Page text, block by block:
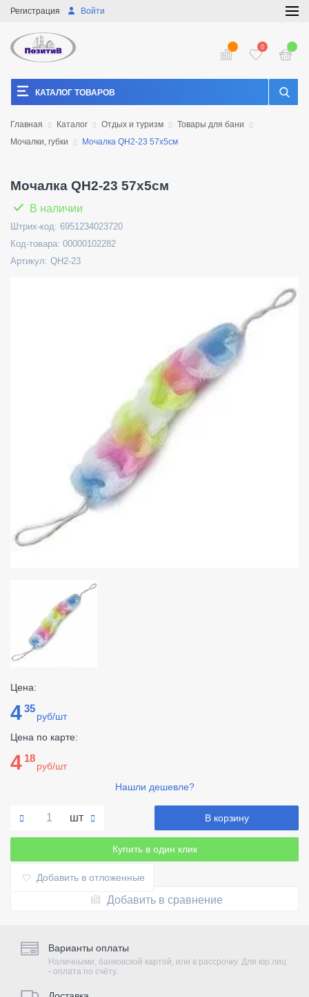
Войти
Регистрация
0
КАТАЛОГ ТОВАРОВ
Главная Каталог Отдых и туризм
Товары для бани
Мочалки, губки
Мочалка QH2-23 57х5см
Мочалка QH2-23 57х5см
В наличии
Штрих-код: 6951234023720
Код-товара: 00000102282
Артикул: QH2-23
Цена:
435
руб/шт
Цена по карте:
4 18
руб/шт
Нашли дешевле?
шт В корзину
Купить в один клик
Добавить в отложенные
Добавить в сравнение
Варианты оплаты
Наличными, банковской картой, или в рассрочку. Для юр.лиц
- оплата по счёту.